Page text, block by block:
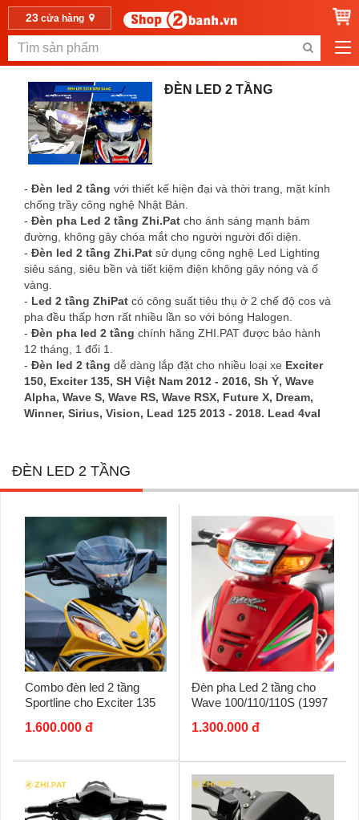
23cửa hàng
ĐÈN LED 2 TẦNG
- Đèn led 2 tầng với thiết kế hiện đại và thời trang, mặt kính
chống trầy công nghệ Nhật Bản.
- Đèn pha Led 2 tầng Zhi.Pat cho ánh sáng mạnh bám
đường, không gây chóa mắt cho người người đối diện.
- Đèn led 2 tầng Zhi.Pat sử dụng công nghệ Led Lighting
siêu sáng, siêu bền và tiết kiệm điện không gây nóng và ố
vàng.
- Led 2 tầng ZhiPat có công suất tiêu thụ ở 2 chế độ cos và
pha đều thấp hơn rất nhiều lần so với bóng Halogen.
- Đèn pha led 2 tầng chính hãng ZHI.PAT được bảo hành
12 tháng, 1 đổi 1.
- Đèn led 2 tầng dễ dàng lắp đặt cho nhiều loại xe Exciter
150, Exciter 135, SH Việt Nam 2012 - 2016, Sh Ý, Wave
Alpha, Wave S, Wave RS, Wave RSX, Future X, Dream,
Winner, Sirius, Vision, Lead 125 2013 - 2018. Lead 4val
ĐÈN LED 2 TẦNG
Combo đèn led 2 tầng
Sportline cho Exciter 135
ZHI.PAT
1.600.000 đ
Đèn pha Led 2 tầng cho
Wave 100/110/110S (1997
1.300.000 đ